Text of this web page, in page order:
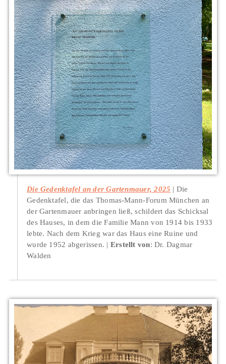
Die Gedenktafel an der Gartenmauer, 2025
Die
Gedenktafel, die das Thomas-Mann-Forum München an
der Gartenmauer anbringen ließ, schildert das Schicksal
des Hauses, in dem die Familie Mann von 1914 bis 1933
lebte. Nach dem Krieg war das Haus eine Ruine und
wurde 1952 abgerissen.
Erstellt von: Dr. Dagmar
Walden